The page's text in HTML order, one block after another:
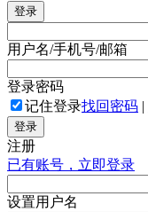
登录
用户名/手机号/邮箱
登录密码
记住登录找回密码 |
登录
注册
已有账号，立即登录
设置用户名